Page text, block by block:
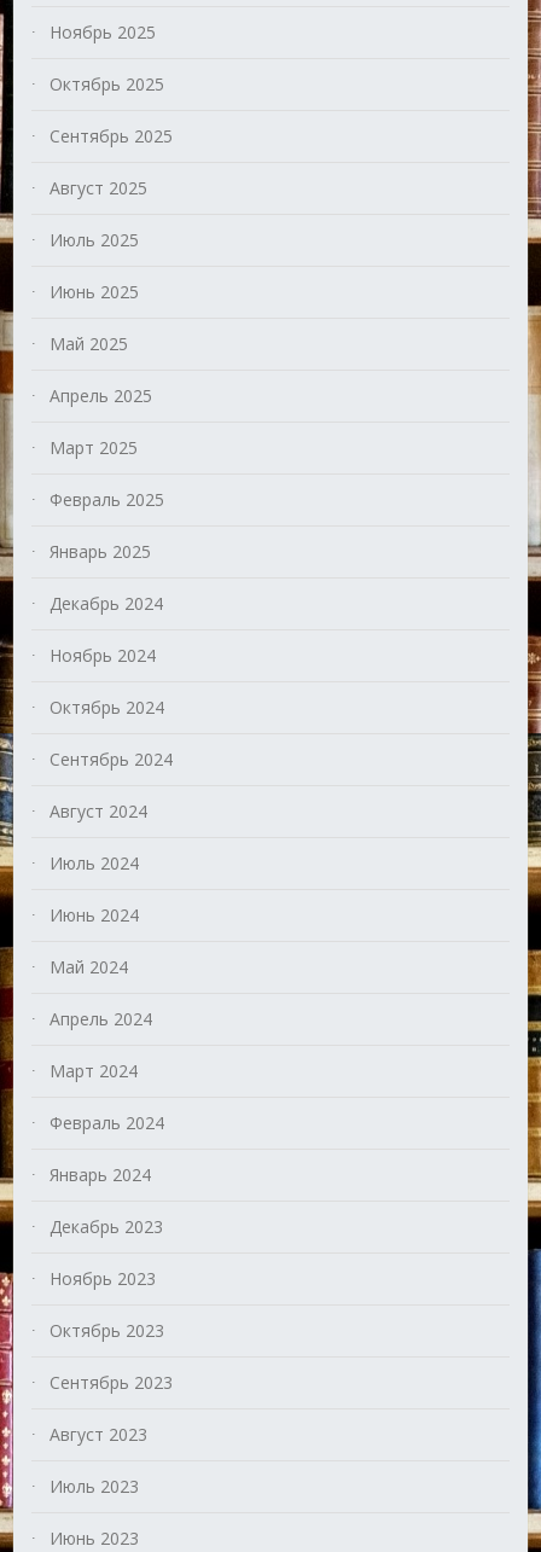
Ноябрь 2025
Октябрь 2025
Сентябрь 2025
Август 2025
Июль 2025
Июнь 2025
Май 2025
Апрель 2025
Март 2025
Февраль 2025
Январь 2025
Декабрь 2024
Ноябрь 2024
Октябрь 2024
Сентябрь 2024
Август 2024
Июль 2024
Июнь 2024
Май 2024
Апрель 2024
Март 2024
Февраль 2024
Январь 2024
Декабрь 2023
Ноябрь 2023
Октябрь 2023
Сентябрь 2023
Август 2023
Июль 2023
Июнь 2023